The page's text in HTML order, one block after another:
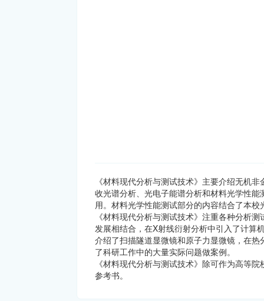
《材料现代分析与测试技术》主要介绍无机
收光谱分析、光电子能谱分析和材料光学性
用。材料光学性能测试部分的内容结合了本校
《材料现代分析与测试技术》注重各种分析
发展相结合，在X射线衍射分析中引入了计算
介绍了扫描隧道显微镜和原子力显微镜，在
了科研工作中的大量实际问题做案例。
《材料现代分析与测试技术》除可作为高等
参考书。